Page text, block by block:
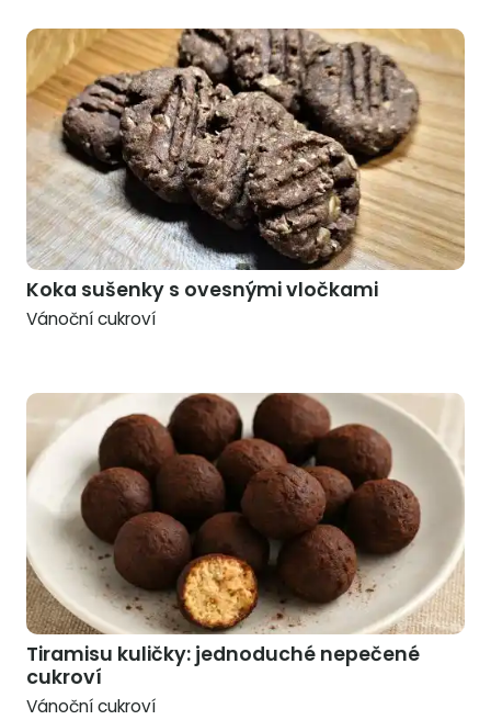
Koka sušenky s ovesnými vločkami
Vánoční cukroví
Tiramisu kuličky: jednoduché nepečené
cukroví
Vánoční cukroví